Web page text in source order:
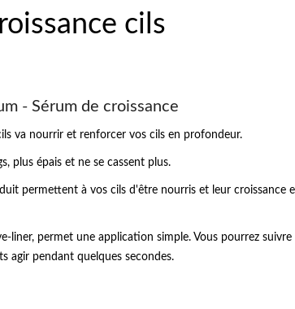
cils
- Sérum de croissance
va nourrir et renforcer vos cils en profondeur.
plus épais et ne se cassent plus.
permettent à vos cils d'être nourris et leur croissance
liner, permet une application simple. Vous pourrez suivre
agir pendant quelques secondes.